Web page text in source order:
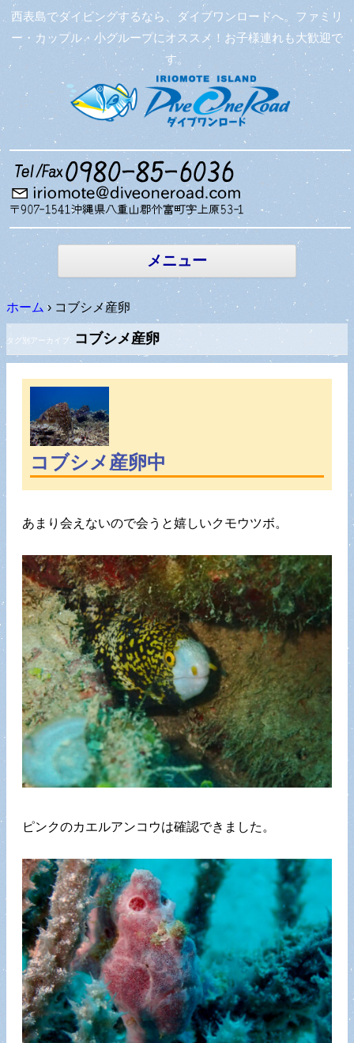
西表島でダイビングするなら、ダイブワンロードへ。ファミリ
ー・カップル・小グループにオススメ！お子様連れも大歓迎で
す。
メニュー
コンテン
ホーム › コブシメ産卵
タグ別アーカイブ: コブシメ産卵
コブシメ産卵中
あまり会えないので会うと嬉しいクモウツボ。
ピンクのカエルアンコウは確認できました。